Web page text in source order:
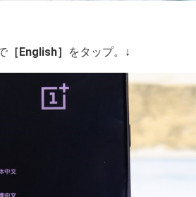
［English］ をタップ。↓